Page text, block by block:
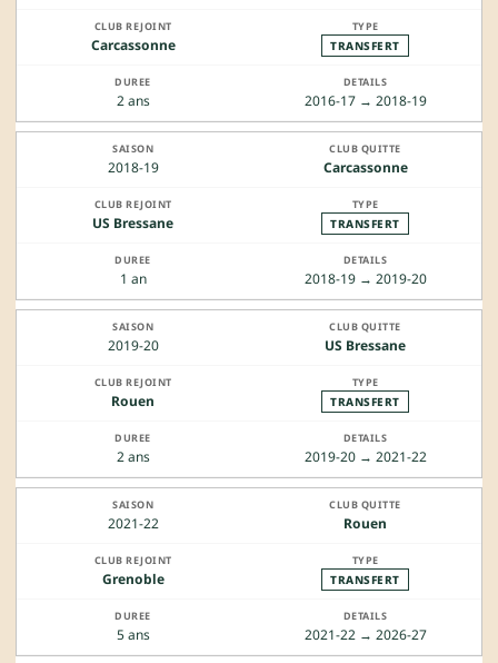
Carcassonne TRANSFERT
2 ans 2016-17 → 2018-19
2018-19 Carcassonne
US Bressane TRANSFERT
1 an 2018-19 → 2019-20
2019-20 US Bressane
Rouen TRANSFERT
2 ans 2019-20 → 2021-22
2021-22 Rouen
Grenoble TRANSFERT
5 ans 2021-22 → 2026-27